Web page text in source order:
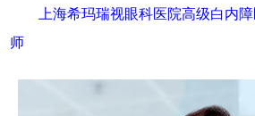
上海希玛瑞视眼科医院高级白内障
师